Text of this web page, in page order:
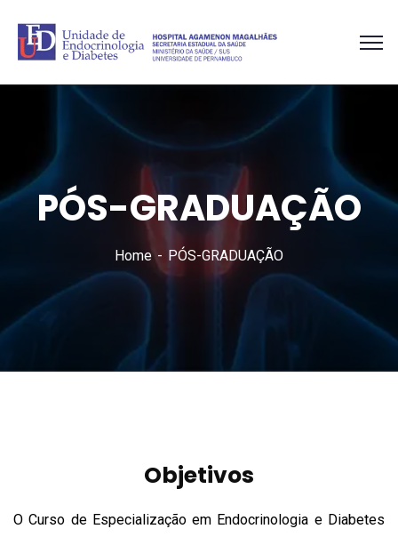
PÓS-GRADUAÇÃO
Home PÓS-GRADUAÇÃO
Objetivos
O Curso de Especialização em Endocrinologia e Diabetes